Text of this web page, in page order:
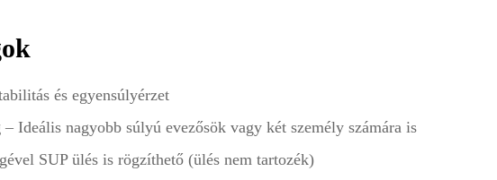
és egyensúlyérzet
– Ideális nagyobb súlyú evezősök vagy két személy számára is
SUP ülés is rögzíthető (ülés nem tartozék)